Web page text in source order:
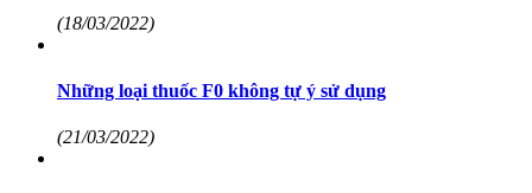
(18/03/2022)
Những loại thuốc F0 không tự ý sử dụng
(21/03/2022)